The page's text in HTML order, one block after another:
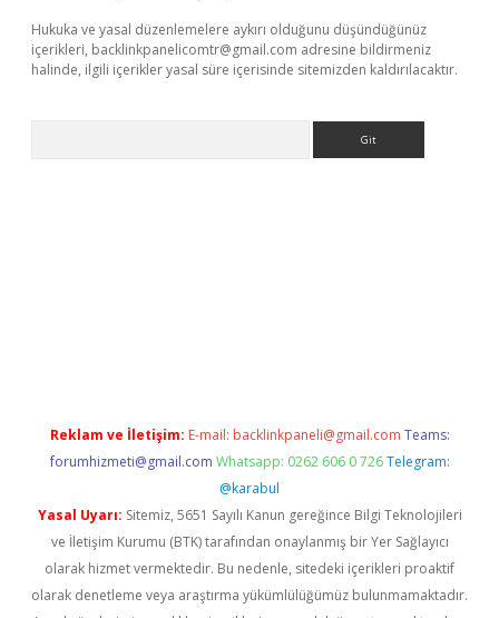
Hukuka ve yasal düzenlemelere aykırı olduğunu düşündüğünüz
içerikleri, backlinkpanelicomtr@gmail.com adresine bildirmeniz
halinde, ilgili içerikler yasal süre içerisinde sitemizden kaldırılacaktır.
Reklam ve İletişim: E-mail: backlinkpaneli@gmail.com Teams:
forumhizmeti@gmail.com Whatsapp: 0262 606 0 726 Telegram:
@karabul
Yasal Uyarı: Sitemiz, 5651 Sayılı Kanun gereğince Bilgi Teknolojileri
ve İletişim Kurumu (BTK) tarafından onaylanmış bir Yer Sağlayıcı
olarak hizmet vermektedir. Bu nedenle, sitedeki içerikleri proaktif
olarak denetleme veya araştırma yükümlülüğümüz bulunmamaktadır.